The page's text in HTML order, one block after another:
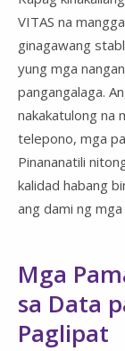
VITAS na
ginagawang
yung mga
pangangalaga.
nakakatulong na
telepono, mga
Pinananatili
kalidad habang
ang dami ng
Mga
sa Data
Paglipat